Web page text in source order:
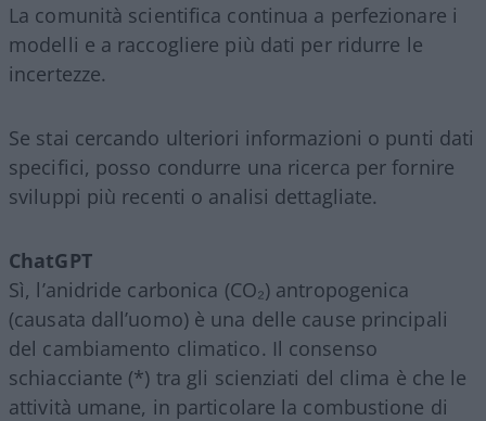
La comunità scientifica continua a perfezionare i
modelli e a raccogliere più dati per ridurre le
incertezze.
Se stai cercando ulteriori informazioni o punti dati
specifici, posso condurre una ricerca per fornire
sviluppi più recenti o analisi dettagliate.
ChatGPT
Sì, l’anidride carbonica (CO₂) antropogenica
(causata dall’uomo) è una delle cause principali
del cambiamento climatico. Il consenso
schiacciante (*) tra gli scienziati del clima è che le
attività umane, in particolare la combustione di